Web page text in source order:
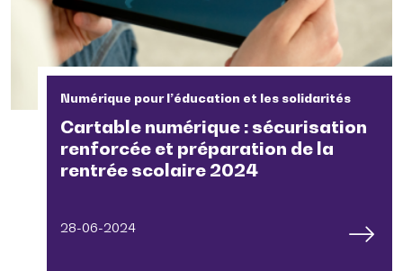
Numérique pour l’éducation et les solidarités
Cartable numérique : sécurisation
renforcée et préparation de la
rentrée scolaire 2024
28-06-2024